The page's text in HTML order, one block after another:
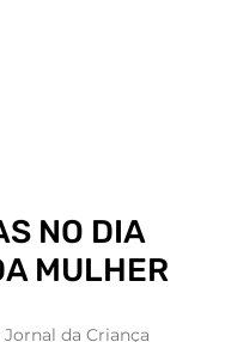
NO DIA
MULHER
da Criança